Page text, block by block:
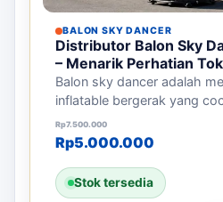
BALON SKY DANCER
Distributor Balon Sky
– Menarik Perhatian
Balon sky dancer adalah
inflatable bergerak yang
Rp7.500.000
Harga aslinya adalah:
Rp5.000.000
Harga saat ini adalah:
Stok tersedia